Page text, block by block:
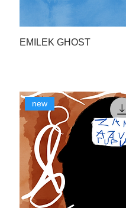
EMILEK GHOST
new